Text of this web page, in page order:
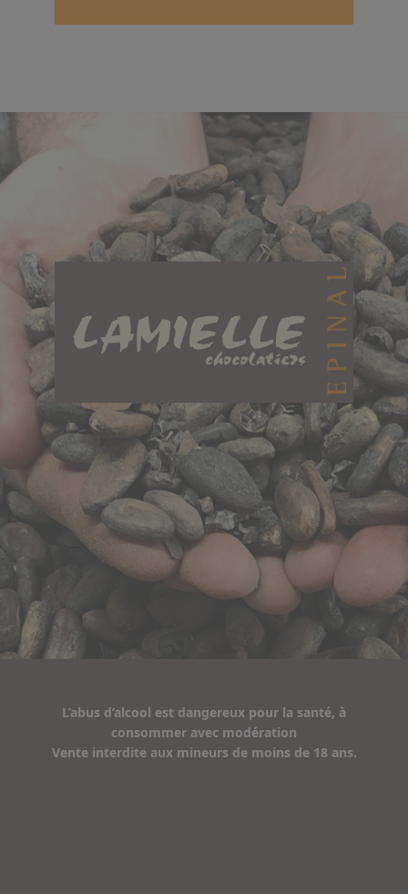
L’abus d’alcool est dangereux pour la santé, à
consommer avec modération
Vente interdite aux mineurs de moins de 18 ans.